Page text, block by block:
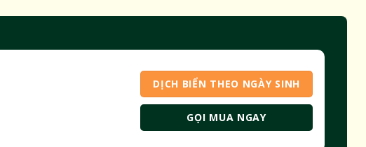
DỊCH BIỂN THEO NGÀY SINH
GỌI MUA NGAY